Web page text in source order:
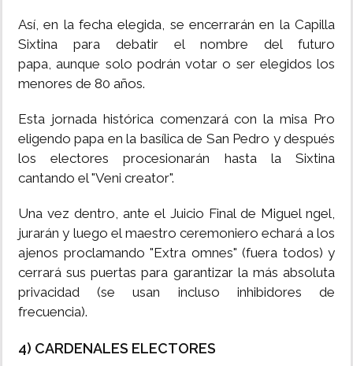
Así, en la fecha elegida, se encerrarán en la Capilla
Sixtina para debatir el nombre del futuro
papa, aunque solo podrán votar o ser elegidos los
menores de 80 años.
Esta jornada histórica comenzará con la misa Pro
eligendo papa en la basílica de San Pedro y después
los electores procesionarán hasta la Sixtina
cantando el "Veni creator".
Una vez dentro, ante el Juicio Final de Miguel ngel,
jurarán y luego el maestro ceremoniero echará a los
ajenos proclamando "Extra omnes" (fuera todos) y
cerrará sus puertas para garantizar la más absoluta
privacidad (se usan incluso inhibidores de
frecuencia).
4) CARDENALES ELECTORES